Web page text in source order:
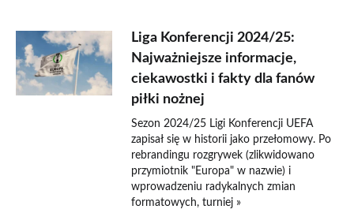
Liga Konferencji 2024/25:
Najważniejsze informacje,
ciekawostki i fakty dla fanów
piłki nożnej
Sezon 2024/25 Ligi Konferencji UEFA
zapisał się w historii jako przełomowy. Po
rebrandingu rozgrywek (zlikwidowano
przymiotnik "Europa" w nazwie) i
wprowadzeniu radykalnych zmian
formatowych, turniej »